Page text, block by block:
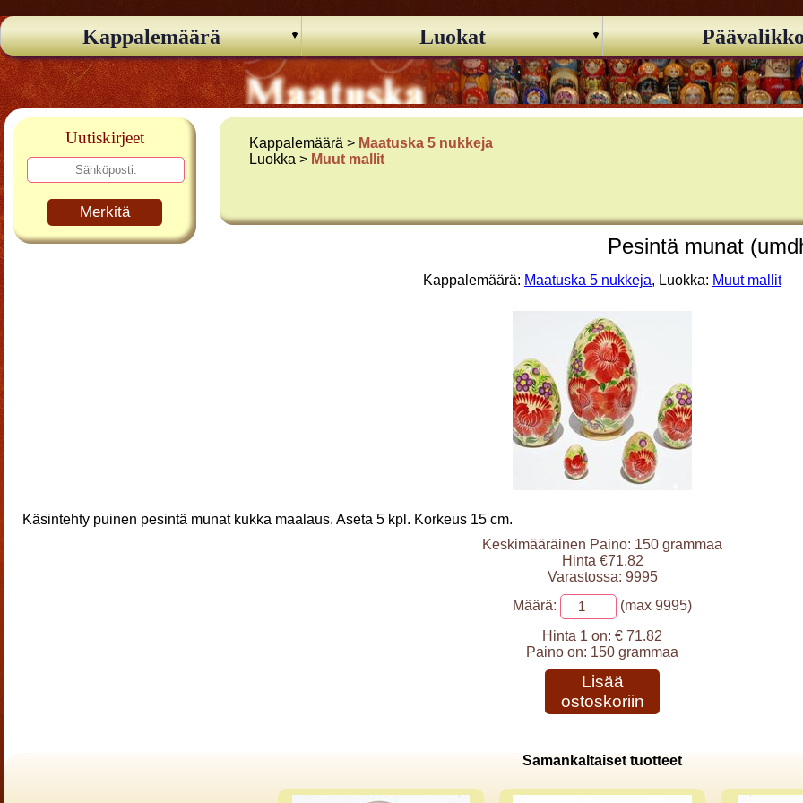
Kappalemäärä Luokat
Uutiskirjeet
Merkitä
Kappalemäärä > Maatuska 5 nukkeja
Luokka > Muut mallit
Pesintä munat
Kappalemäärä: Maatuska 5 nukkeja, Luokka: Muut mallit
Käsintehty puinen pesintä munat kukka maalaus. Aseta 5 kpl. Korkeus 15 cm.
Keskimääräinen Paino: 150 grammaa
Hinta €71.82
Varastossa: 9995
Määrä:
(max 9995)
Hinta 1 on: € 71.82
Paino on: 150 grammaa
Lisää
ostoskoriin
Samankaltaiset tuotteet